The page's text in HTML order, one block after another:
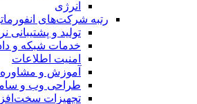
انرژی
رتبه شرکت‌های
تولید و پشتیبانی
خدمات شبکه و
امنیت اطلاعات
آموزش و
طراحی وب و
تجهیزات